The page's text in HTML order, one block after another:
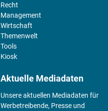
Recht
Management
Wirtschaft
Themenwelt
Tools
Kiosk
Aktuelle Mediadaten
Unsere aktuellen Mediadaten für
Werbetreibende, Presse und